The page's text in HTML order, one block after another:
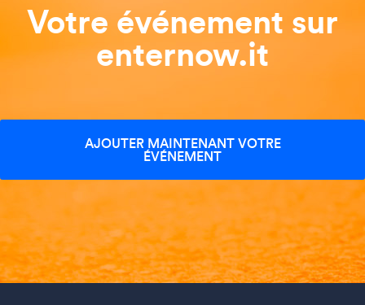
Votre événement sur
enternow.it
AJOUTER MAINTENANT VOTRE
ÉVÉNEMENT